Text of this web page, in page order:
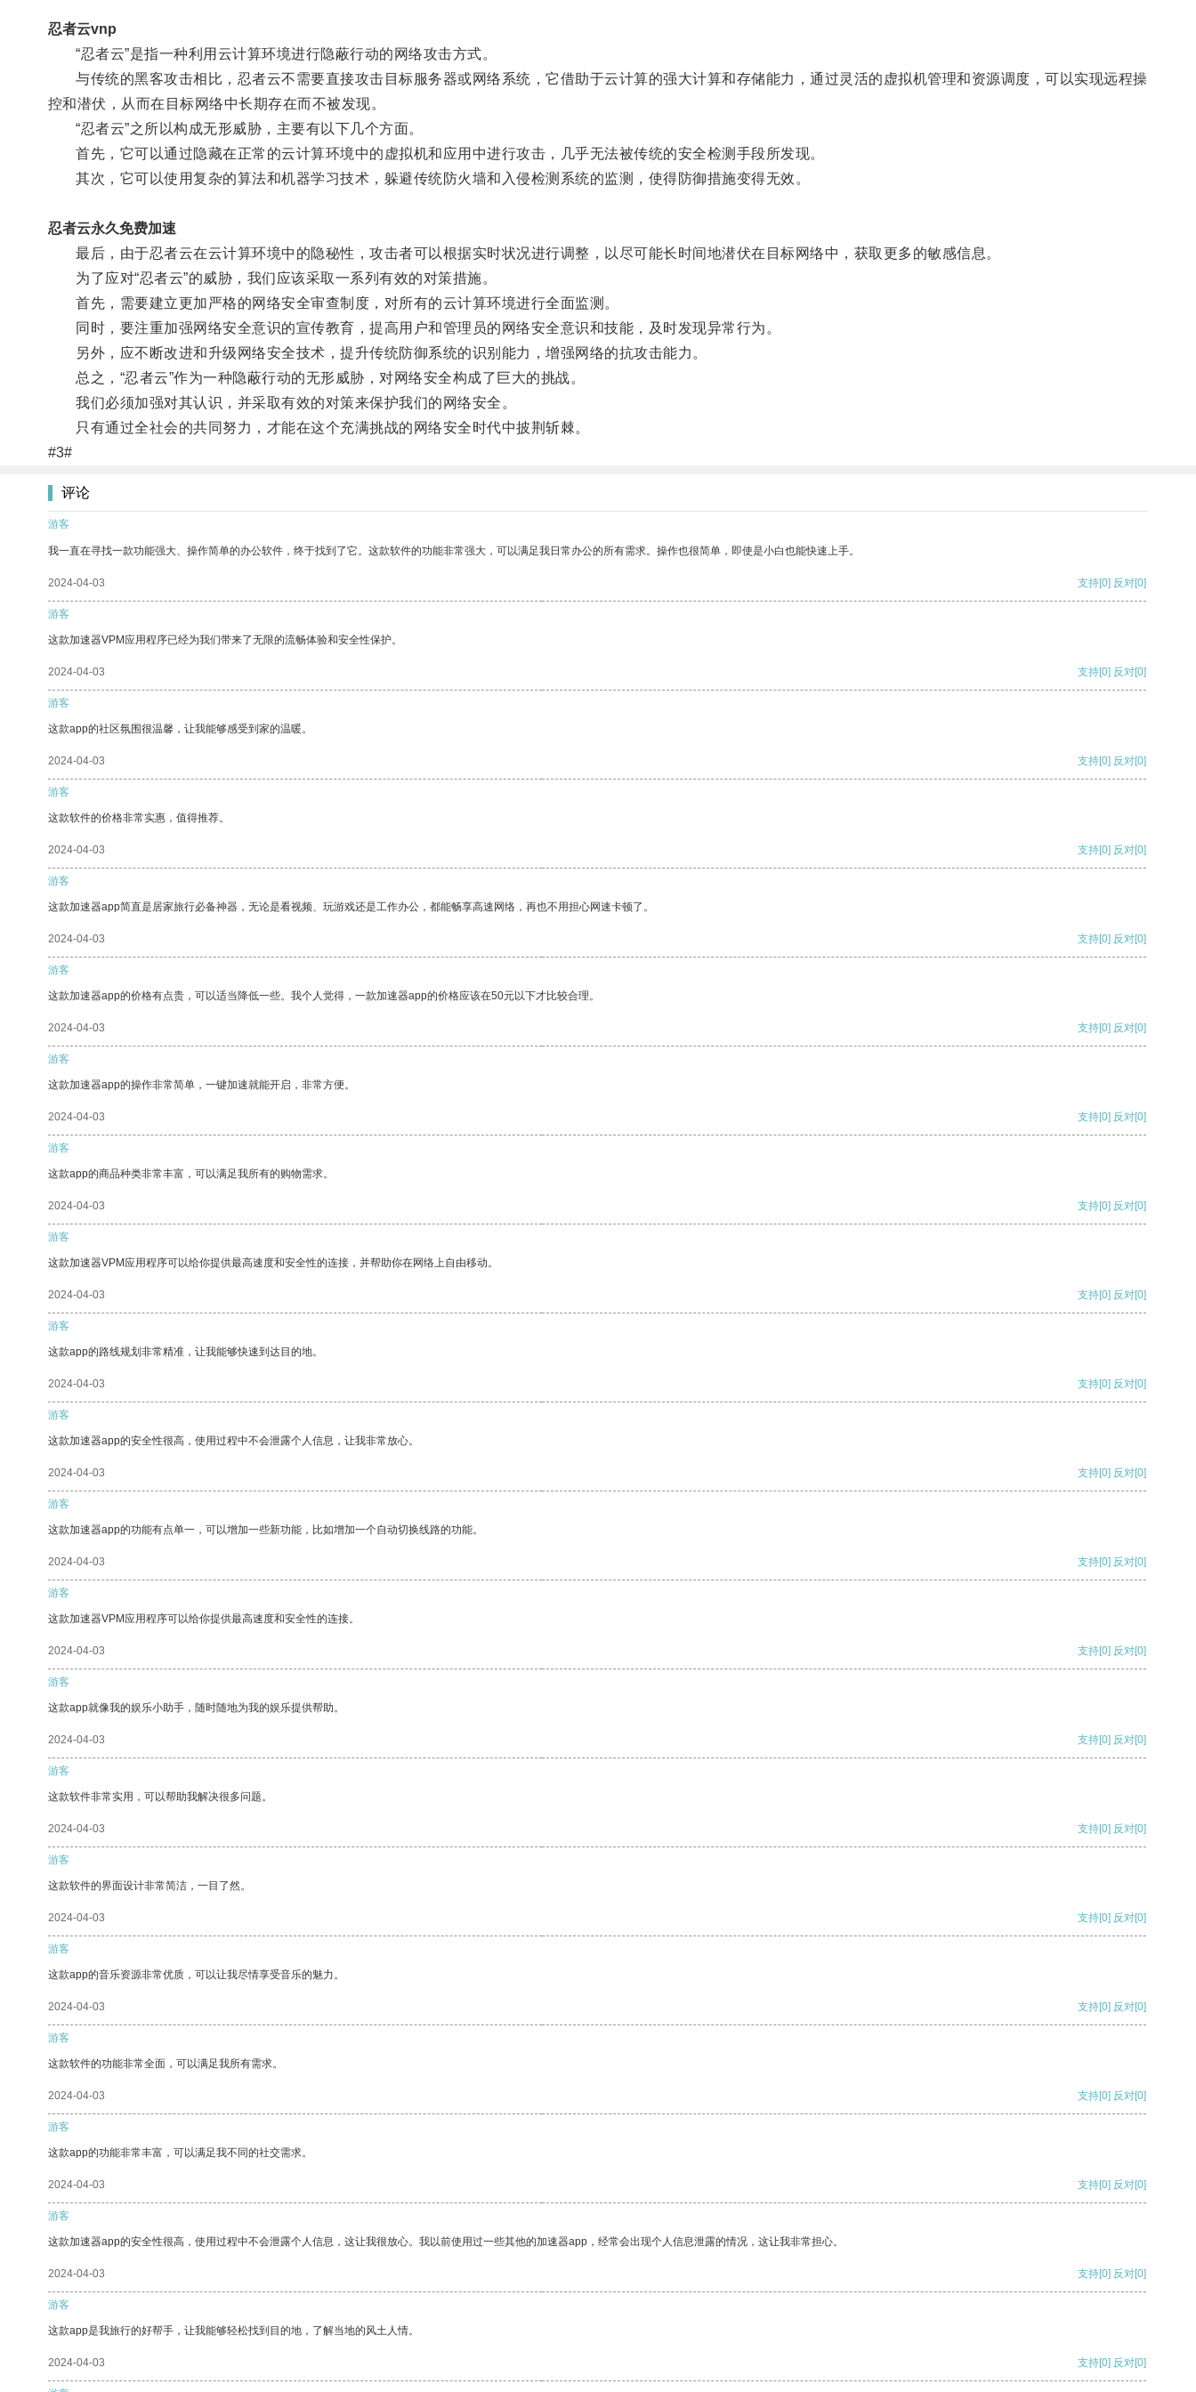
忍者云vnp
“忍者云”是指一种利用云计算环境进行隐蔽行动的网络攻击方式。
与传统的黑客攻击相比，忍者云不需要直接攻击目标服务器或网络系统，它借助于云计算的强大计算和存储能力，通过灵活的虚拟机管理和资源调度，可以实现远程操
控和潜伏，从而在目标网络中长期存在而不被发现。
“忍者云”之所以构成无形威胁，主要有以下几个方面。
首先，它可以通过隐藏在正常的云计算环境中的虚拟机和应用中进行攻击，几乎无法被传统的安全检测手段所发现。
其次，它可以使用复杂的算法和机器学习技术，躲避传统防火墙和入侵检测系统的监测，使得防御措施变得无效。
忍者云永久免费加速
最后，由于忍者云在云计算环境中的隐秘性，攻击者可以根据实时状况进行调整，以尽可能长时间地潜伏在目标网络中，获取更多的敏感信息。
为了应对“忍者云”的威胁，我们应该采取一系列有效的对策措施。
首先，需要建立更加严格的网络安全审查制度，对所有的云计算环境进行全面监测。
同时，要注重加强网络安全意识的宣传教育，提高用户和管理员的网络安全意识和技能，及时发现异常行为。
另外，应不断改进和升级网络安全技术，提升传统防御系统的识别能力，增强网络的抗攻击能力。
总之，“忍者云”作为一种隐蔽行动的无形威胁，对网络安全构成了巨大的挑战。
我们必须加强对其认识，并采取有效的对策来保护我们的网络安全。
只有通过全社会的共同努力，才能在这个充满挑战的网络安全时代中披荆斩棘。
#3#
评论
游客
我一直在寻找一款功能强大、操作简单的办公软件，终于找到了它。这款软件的功能非常强大，可以满足我日常办公的所有需求。操作也很简单，即使是小白也能快速上手。
2024-04-03 支持[0] 反对[0]
游客
这款加速器VPM应用程序已经为我们带来了无限的流畅体验和安全性保护。
2024-04-03 支持[0] 反对[0]
游客
这款app的社区氛围很温馨，让我能够感受到家的温暖。
2024-04-03 支持[0] 反对[0]
游客
这款软件的价格非常实惠，值得推荐。
2024-04-03 支持[0] 反对[0]
游客
这款加速器app简直是居家旅行必备神器，无论是看视频、玩游戏还是工作办公，都能畅享高速网络，再也不用担心网速卡顿了。
2024-04-03 支持[0] 反对[0]
游客
这款加速器app的价格有点贵，可以适当降低一些。我个人觉得，一款加速器app的价格应该在50元以下才比较合理。
2024-04-03 支持[0] 反对[0]
游客
这款加速器app的操作非常简单，一键加速就能开启，非常方便。
2024-04-03 支持[0] 反对[0]
游客
这款app的商品种类非常丰富，可以满足我所有的购物需求。
2024-04-03 支持[0] 反对[0]
游客
这款加速器VPM应用程序可以给你提供最高速度和安全性的连接，并帮助你在网络上自由移动。
2024-04-03 支持[0] 反对[0]
游客
这款app的路线规划非常精准，让我能够快速到达目的地。
2024-04-03 支持[0] 反对[0]
游客
这款加速器app的安全性很高，使用过程中不会泄露个人信息，让我非常放心。
2024-04-03 支持[0] 反对[0]
游客
这款加速器app的功能有点单一，可以增加一些新功能，比如增加一个自动切换线路的功能。
2024-04-03 支持[0] 反对[0]
游客
这款加速器VPM应用程序可以给你提供最高速度和安全性的连接。
2024-04-03 支持[0] 反对[0]
游客
这款app就像我的娱乐小助手，随时随地为我的娱乐提供帮助。
2024-04-03 支持[0] 反对[0]
游客
这款软件非常实用，可以帮助我解决很多问题。
2024-04-03 支持[0] 反对[0]
游客
这款软件的界面设计非常简洁，一目了然。
2024-04-03 支持[0] 反对[0]
游客
这款app的音乐资源非常优质，可以让我尽情享受音乐的魅力。
2024-04-03 支持[0] 反对[0]
游客
这款软件的功能非常全面，可以满足我所有需求。
2024-04-03 支持[0] 反对[0]
游客
这款app的功能非常丰富，可以满足我不同的社交需求。
2024-04-03 支持[0] 反对[0]
游客
这款加速器app的安全性很高，使用过程中不会泄露个人信息，这让我很放心。我以前使用过一些其他的加速器app，经常会出现个人信息泄露的情况，这让我非常担心。
2024-04-03 支持[0] 反对[0]
游客
这款app是我旅行的好帮手，让我能够轻松找到目的地，了解当地的风土人情。
2024-04-03 支持[0] 反对[0]